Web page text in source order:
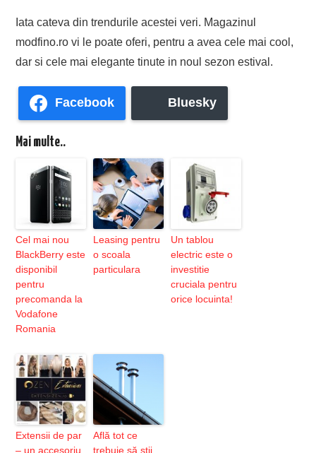
Iata cateva din trendurile acestei veri. Magazinul
modfino.ro vi le poate oferi, pentru a avea cele mai cool,
dar si cele mai elegante tinute in noul sezon estival.
Facebook Bluesky
Mai multe..
Cel mai nou
BlackBerry este
disponibil
pentru
precomanda la
Vodafone
Romania
Leasing pentru
o scoala
particulara
Un tablou
electric este o
investitie
cruciala pentru
orice locuinta!
Extensii de par
– un accesoriu
Află tot ce
trebuie să știi